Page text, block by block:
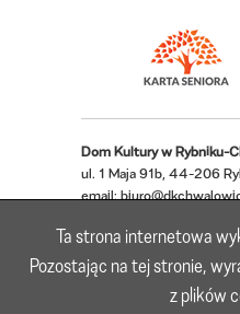
Dom Kultury w Rybniku-
ul. 1 Maja 91b, 44-206
email:
Deklaracja dostępności
Ta strona internetowa
Pozostając na tej stronie,
z plików